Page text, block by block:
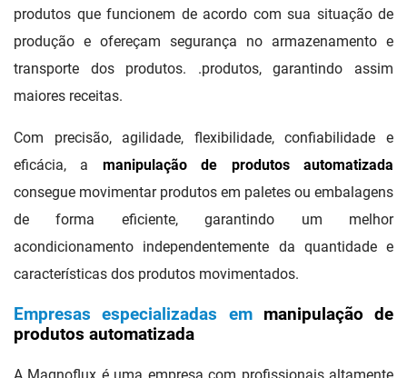
produtos que funcionem de acordo com sua situação de
produção e ofereçam segurança no armazenamento e
transporte dos produtos. .produtos, garantindo assim
maiores receitas.
Com precisão, agilidade, flexibilidade, confiabilidade e
eficácia, a manipulação de produtos automatizada
consegue movimentar produtos em paletes ou embalagens
de forma eficiente, garantindo um melhor
acondicionamento independentemente da quantidade e
características dos produtos movimentados.
Empresas especializadas em manipulação de
produtos automatizada